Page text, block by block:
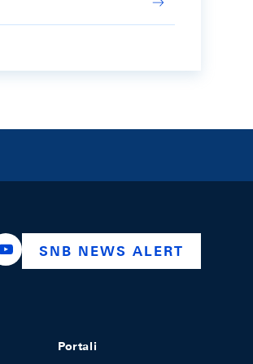
snb_bns
ch.linkedin.com/company/swiss-
https://www.youtube.com/
SNB NEWS ALERT
Portali